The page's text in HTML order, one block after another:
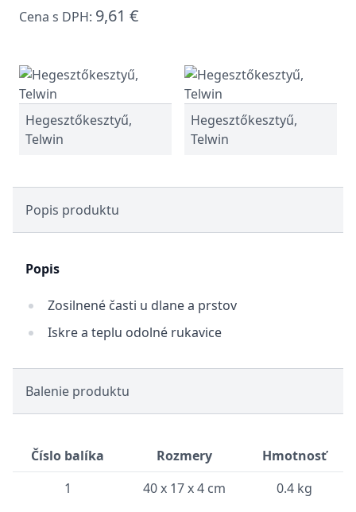
Cena s DPH: 9,61 €
Hegesztőkesztyű,
Telwin
Hegesztőkesztyű,
Telwin
Popis produktu
Popis
Zosilnené časti u dlane a prstov
Iskre a teplu odolné rukavice
Balenie produktu
Číslo balíka Rozmery
Hmotnosť
1
40 x 17 x 4 cm 0.4 kg